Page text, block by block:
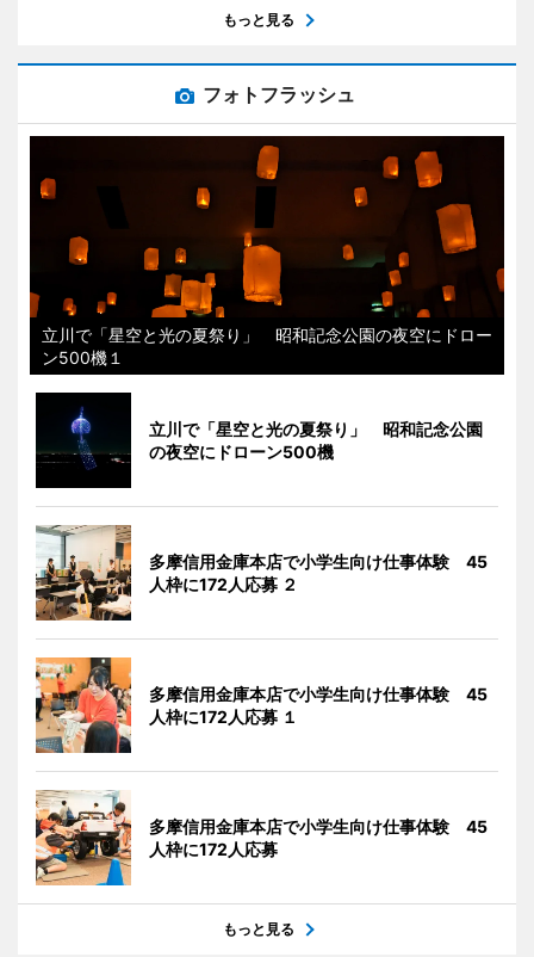
もっと見る
フォトフラッシュ
立川で「星空と光の夏祭り」 昭和記念公園の夜空にドロー
ン500機１
立川で「星空と光の夏祭り」 昭和記念公園
の夜空にドローン500機
多摩信用金庫本店で小学生向け仕事体験 45
人枠に172人応募 ２
多摩信用金庫本店で小学生向け仕事体験 45
人枠に172人応募 １
多摩信用金庫本店で小学生向け仕事体験 45
人枠に172人応募
もっと見る